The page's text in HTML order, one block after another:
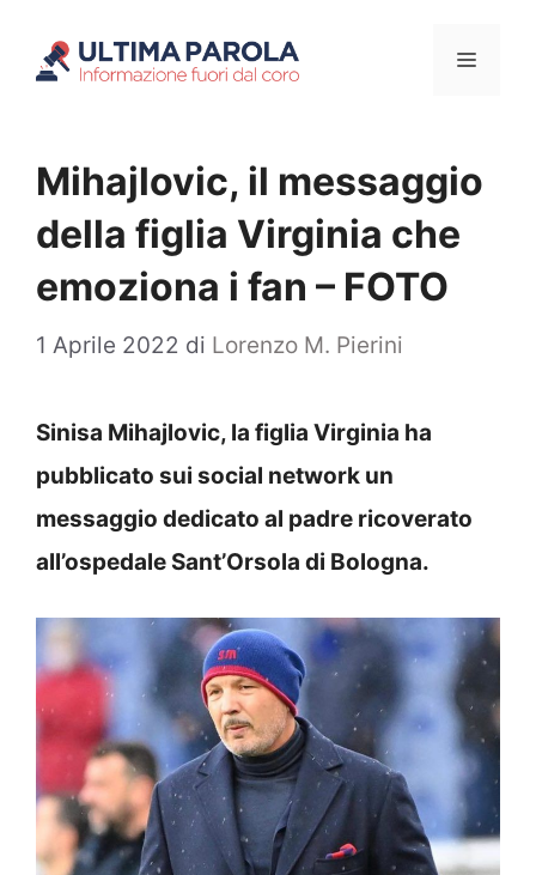
Menu
Mihajlovic, il messaggio
della figlia Virginia che
emoziona i fan – FOTO
1 Aprile 2022 di Lorenzo M. Pierini
Sinisa Mihajlovic, la figlia Virginia ha
pubblicato sui social network un
messaggio dedicato al padre ricoverato
all’ospedale Sant’Orsola di Bologna.